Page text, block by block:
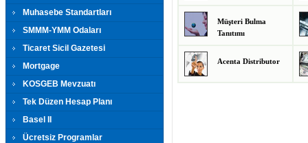
Muhasebe Standartları
SMMM-YMM Odaları
Ticaret Sicil Gazetesi
Mortgage
KOSGEB Mevzuatı
Tek Düzen Hesap Planı
Basel II
Ücretsiz Programlar
Müşteri Bulma
Tanıtımı
Acenta Distributor